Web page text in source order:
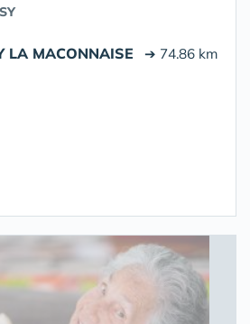
LA MACONNAISE ➔ 74.86 km